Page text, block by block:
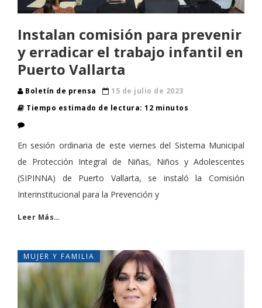
Instalan comisión para prevenir
y erradicar el trabajo infantil en
Puerto Vallarta
Boletín de prensa
15 de julio de 2023
Tiempo estimado de lectura: 12 minutos
En sesión ordinaria de este viernes del Sistema Municipal
de Protección Integral de Niñas, Niños y Adolescentes
(SIPINNA) de Puerto Vallarta, se instaló la Comisión
Interinstitucional para la Prevención y
Leer Más…
MUJER Y FAMILIA